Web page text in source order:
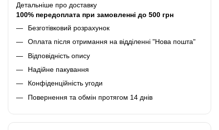
Детальніше про доставку
100% передоплата при замовленні до 500 грн
Безготівковий розрахунок
Оплата після отримання на відділенні "Нова пошта"
Відповідність опису
Надійне пакування
Конфіденційність угоди
Повернення та обмін протягом 14 днів